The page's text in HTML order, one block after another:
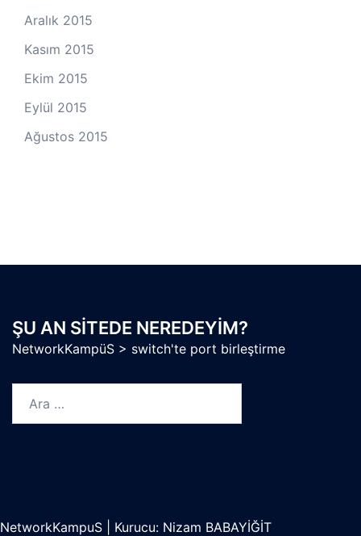
Aralık 2015
Kasım 2015
Ekim 2015
Eylül 2015
Ağustos 2015
ŞU AN SITEDE NEREDEYIM?
NetworkKampüS > switch'te port birleştirme
NetworkKampuS Kurucu: Nizam BABAYİĞİT